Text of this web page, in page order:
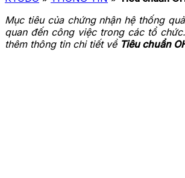
Mục tiêu của chứng nhận hệ thống
quan đến công việc trong các tổ
thêm thông tin chi tiết về Tiêu chuẩn